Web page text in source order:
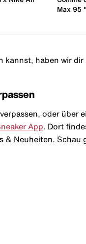
Max 95
kannst, haben wir
oder über
App . Dort
& Neuheiten. Schau